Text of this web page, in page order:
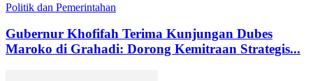
Politik dan Pemerintahan
Gubernur Khofifah Terima Kunjungan Dubes
Maroko di Grahadi: Dorong Kemitraan Strategis...